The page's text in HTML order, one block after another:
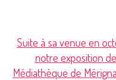
Suite à sa venue en
notre exposition
Médiathèque de